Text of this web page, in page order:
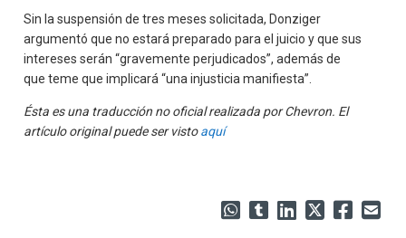
Sin la suspensión de tres meses solicitada, Donziger
argumentó que no estará preparado para el juicio y que sus
intereses serán “gravemente perjudicados”, además de
que teme que implicará “una injusticia manifiesta”.
Ésta es una traducción no oficial realizada por Chevron. El
artículo original puede ser vistoaquí